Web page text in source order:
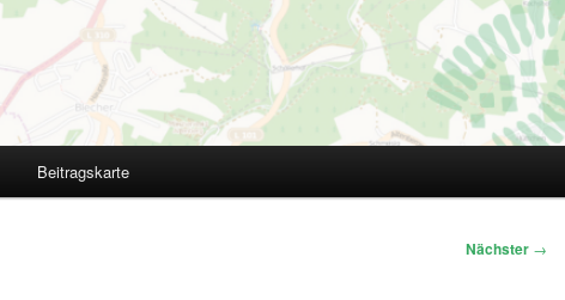
Beitragskarte
Nächster →